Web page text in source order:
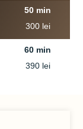
50 min
300 lei
60 min
390 lei